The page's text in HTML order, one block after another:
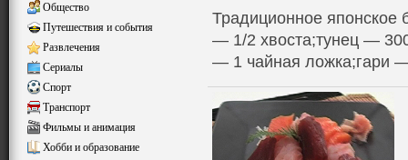
Общество
Путешествия и события
Развлечения
Сериалы
Спорт
Транспорт
Фильмы и анимация
Хобби и образование
Традиционное японское
— 1/2 хвоста;тунец —
— 1 чайная ложка;гари